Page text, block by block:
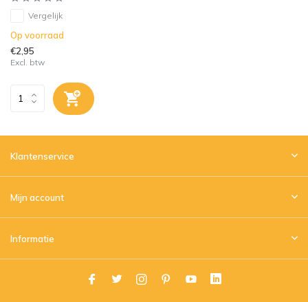
Vergelijk
Op voorraad
€2,95
Excl. btw
Klantenservice
Mijn account
Informatie